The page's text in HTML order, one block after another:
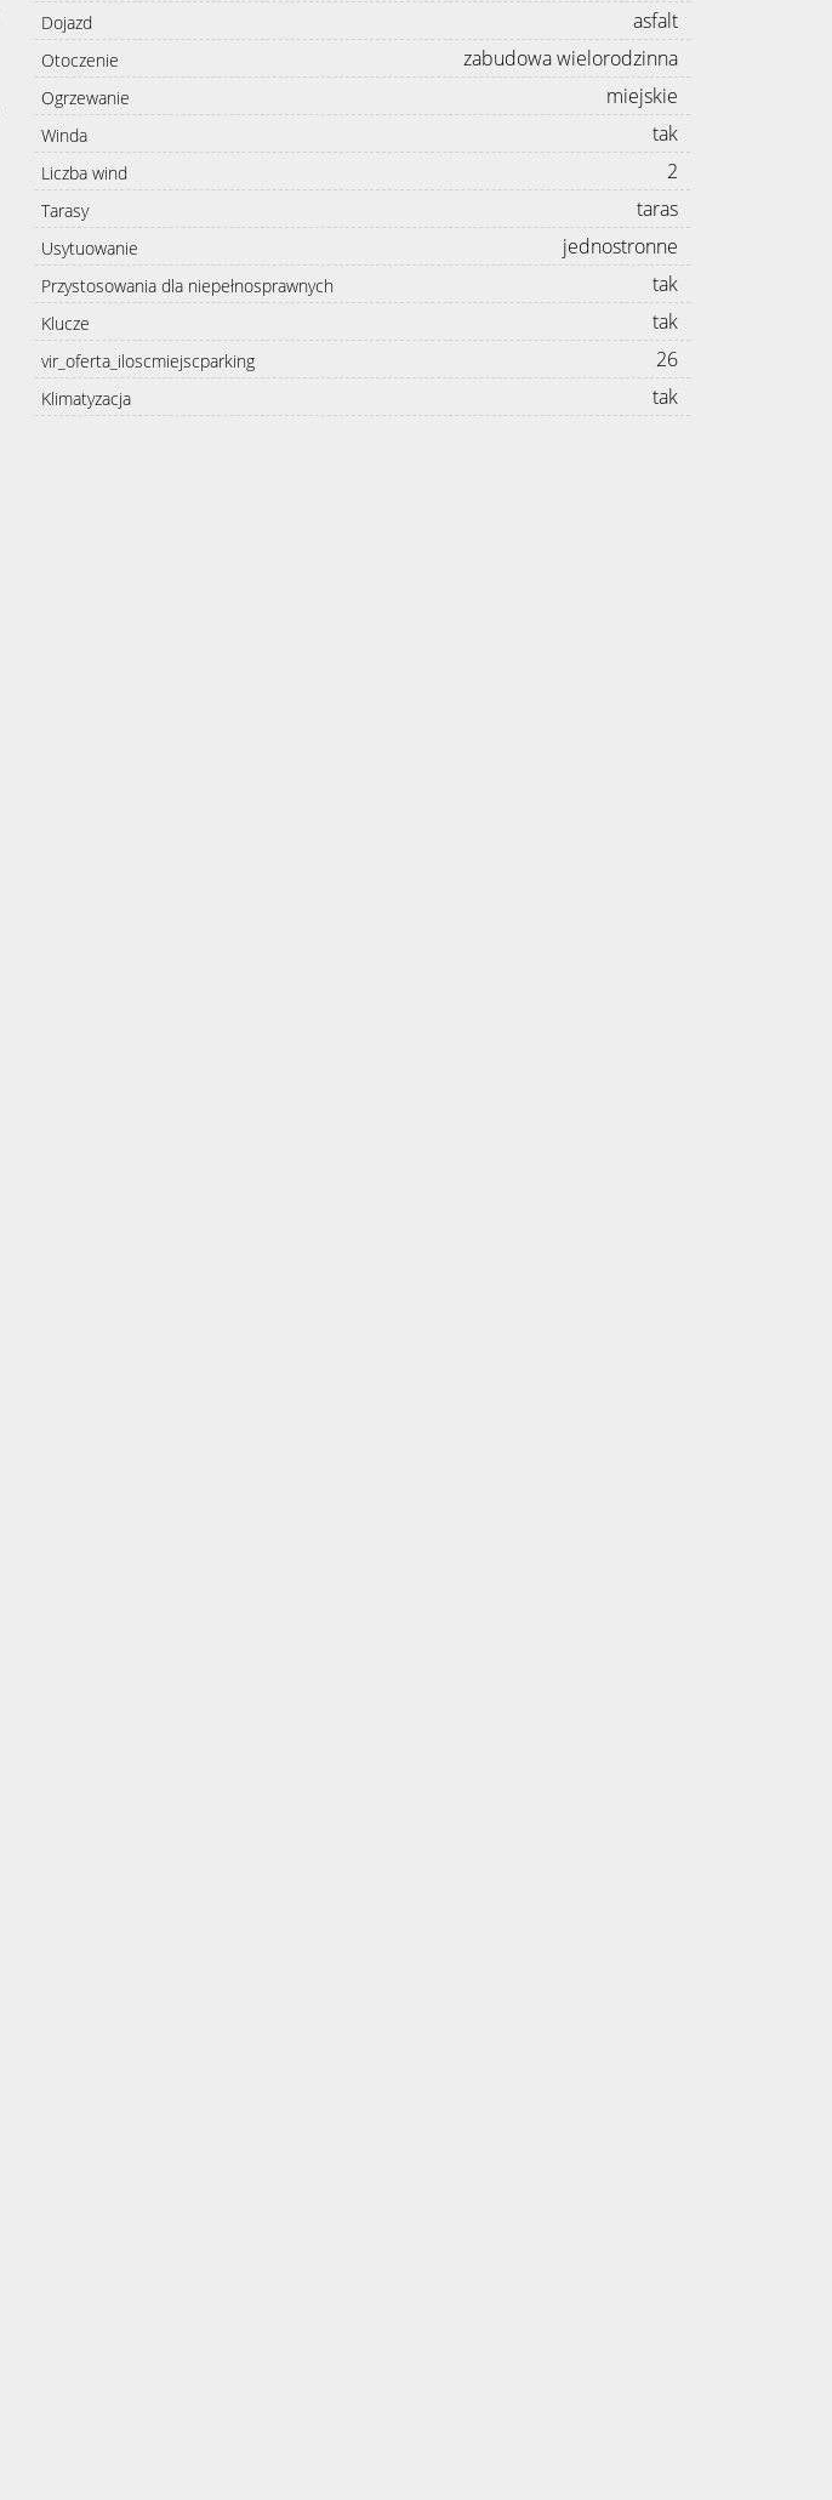
Dojazd asfalt
Otoczenie zabudowa wielorodzinna
Ogrzewanie miejskie
Winda tak
Liczba wind 2
Tarasy taras
Usytuowanie jednostronne
Przystosowania dla niepełnosprawnych tak
Klucze tak
vir_oferta_iloscmiejscparking 26
Klimatyzacja tak